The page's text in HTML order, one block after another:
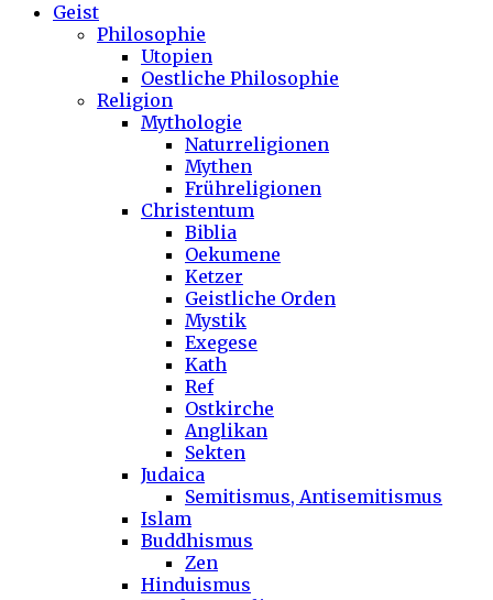
Geist
Philosophie
Utopien
Oestliche Philosophie
Religion
Mythologie
Naturreligionen
Mythen
Frühreligionen
Christentum
Biblia
Oekumene
Ketzer
Geistliche Orden
Mystik
Exegese
Kath
Ref
Ostkirche
Anglikan
Sekten
Judaica
Semitismus, Antisemitismus
Islam
Buddhismus
Zen
Hinduismus